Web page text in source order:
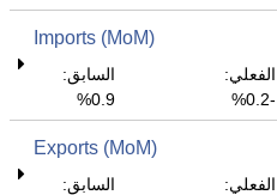
Imports (MoM)
الفعلي:
-0.2%
السابق:
0.9%
Exports (MoM)
الفعلي:
السابق: